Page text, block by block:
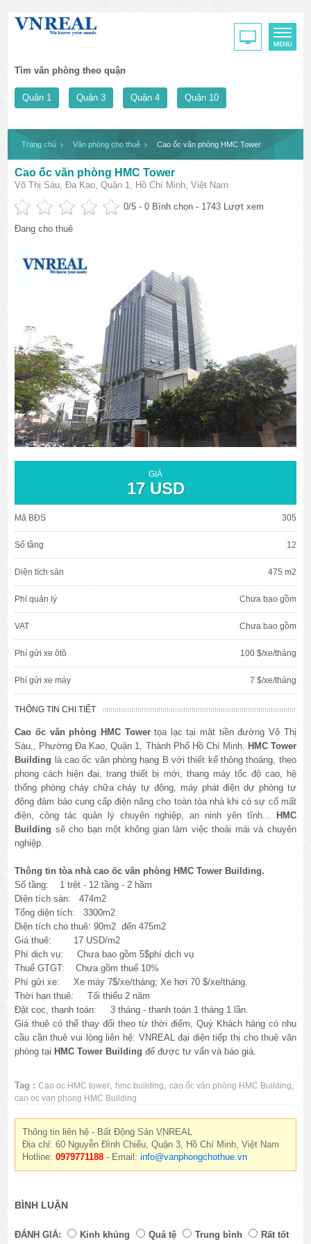
Tìm văn phòng theo quận
Quận 1 Quận 3 Quận 4 Quận 10
Trang chủ Văn phòng cho thuê Cao ốc văn phòng HMC Tower
Cao ốc văn phòng HMC Tower
Võ Thị Sáu, Đa Kao, Quận 1, Hồ Chí Minh, Việt Nam
0/5 -0 Bình chọn - 1743 Lượt xem
Đang cho thuê
GIÁ
17 USD
Mã BĐS 305
Số tầng 12
Diện tích sàn 475 m2
Phí quản lý Chưa bao gồm
VAT Chưa bao gồm
Phí gửi xe ôtô 100 $/xe/tháng
Phí gửi xe máy 7 $/xe/tháng
THÔNG TIN CHI TIẾT
Cao ốc văn phòng HMC Towertọa lạc tại mặt tiền đường Võ Thị
Sáu,, Phường Đa Kao, Quận 1, Thành Phố Hồ Chí Minh.
HMC Tower
Building là cao ốc văn phòng hạng B với thiết kế thông thoáng, theo
phong cách hiện đại, trang thiết bị mới, thang máy tốc độ cao, hệ
thống phòng cháy chữa cháy tự động, máy phát điện dự phòng tự
động đảm bảo cung cấp điện năng cho toàn tòa nhà khi có sự cố mất
điện, công tác quản lý chuyên nghiệp, an ninh yên tĩnh...
HMC
Building sẽ cho bạn một không gian làm việc thoải mái và chuyên
nghiệp.
Thông tin tòa nhà cao ốc văn phòng HMC Tower Building.
Số tầng: 1 trệt - 12 tầng - 2 hầm
Diện tích sàn: 474m2
Tổng diện tích: 3300m2
Diện tích cho thuê: 90m2 đến 475m2
Giá thuê: 17 USD/m2
Phí dịch vụ: Chưa bao gồm 5$phí dịch vụ
Thuế GTGT: Chưa gồm thuế 10%
Phí gửi xe: Xe máy 7$/xe/tháng; Xe hơi 70 $/xe/tháng.
Thời hạn thuê: Tối thiểu 2 năm
Đặt cọc, thanh toán: 3 tháng - thanh toán 1 tháng 1 lần.
Giá thuê có thể thay đổi theo từ thời điểm, Quý Khách hàng có nhu
cầu cần thuê vui lòng liên hệ: VNREAL đại diện tiếp thị cho thuê văn
phòng tại HMC Tower Buildingđể được tư vấn và báo giá.
Tag : Cao oc HMC tower hmc building ,cao ốc văn phòng HMC Building
cao oc van phong HMC Building
Thông tin liên hệ - Bất Động Sản VNREAL
Địa chỉ: 60 Nguyễn Đình Chiểu, Quận 3, Hồ Chí Minh, Việt Nam
Hotline:0979771188 - Email:info@vanphongchothue.vn
BÌNH LUẬN
ĐÁNH GIÁ: Kinh khủng Quá tệ Trung bình Rất tốt
văn phòng cho thuê quận 3
văn phòng quận 1
văn phòng quận 3